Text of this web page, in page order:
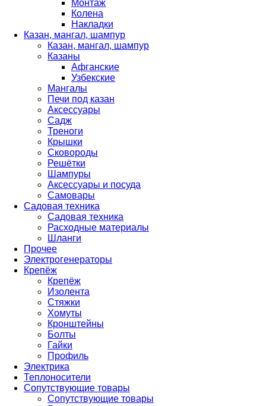
Монтаж
Колена
Накладки
Казан, мангал, шампур
Казан, мангал, шампур
Казаны
Афганские
Узбекские
Мангалы
Печи под казан
Аксессуары
Садж
Треноги
Крышки
Сковороды
Решётки
Шампуры
Аксессуары и посуда
Самовары
Садовая техника
Садовая техника
Расходные материалы
Шланги
Прочее
Электрогенераторы
Крепёж
Крепёж
Изолента
Стяжки
Хомуты
Кронштейны
Болты
Гайки
Профиль
Электрика
Теплоносители
Сопутствующие товары
Сопутствующие товары